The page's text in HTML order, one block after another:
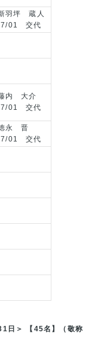
羽坪 蔵人
01 交代
内 大介
01 交代
徳永 晋
01 交代
日＞
【45名】（敬称